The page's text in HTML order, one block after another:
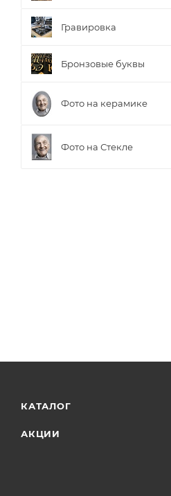
Гравировка
Бронзовые буквы
Фото на керамике
Фото на Стекле
КАТАЛОГ
АКЦИИ